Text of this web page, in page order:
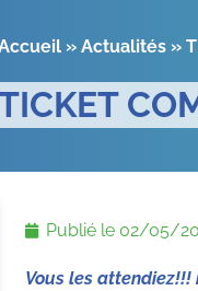
» Actualités»
Publié le 02/05/
Vous les attendiez!!!